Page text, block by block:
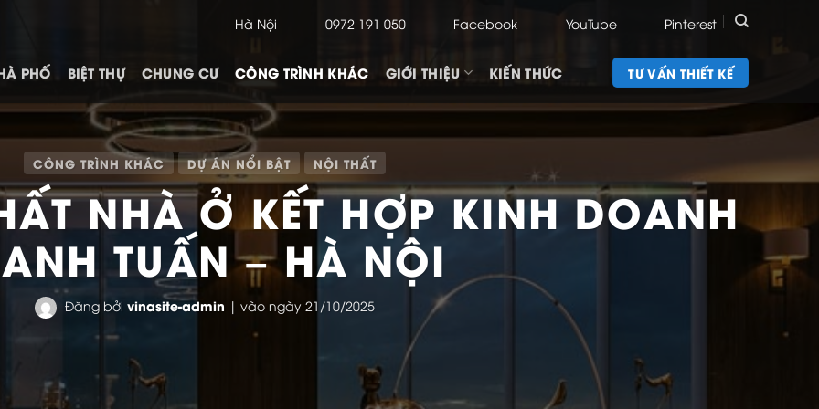
Hà Nội 0972 191 050 Facebook YouTube Pinterest
PHỐ BIỆT THỰ CHUNG CƯ CÔNG TRÌNH KHÁC GIỚI THIỆU KIẾN THỨC TƯ VẤN THIẾT KẾ
CÔNG TRÌNH KHÁC DỰ ÁN NỔI BẬT NỘI THẤT
NHÀ Ở KẾT HỢP KINH DOANH
TUẤN – HÀ NỘI
Đăng bởi vinasite-admin | vào ngày 21/10/2025